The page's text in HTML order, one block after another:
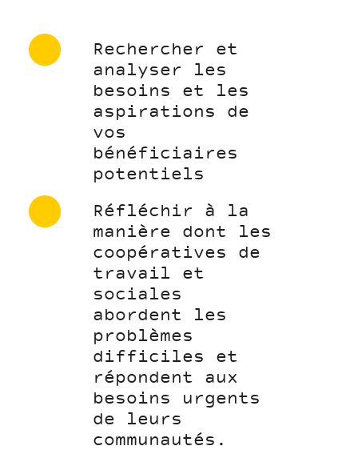
Rechercher et
analyser les
besoins et les
aspirations de
vos
bénéficiaires
potentiels
Réfléchir à la
manière dont les
coopératives de
travail et
sociales
abordent les
problèmes
difficiles et
répondent aux
besoins urgents
de leurs
communautés.